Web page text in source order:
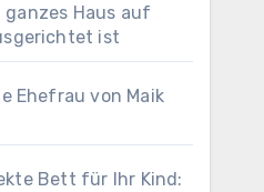
ganzes Haus auf
ist
Ehefrau von Maik
Bett für Ihr Kind: